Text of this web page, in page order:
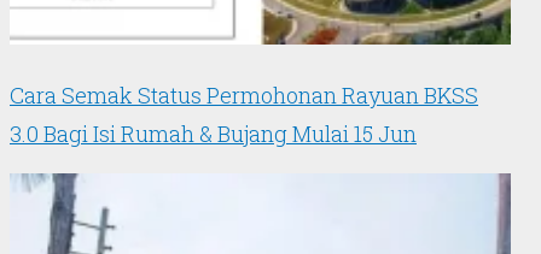
Cara Semak Status Permohonan Rayuan BKSS
3.0 Bagi Isi Rumah & Bujang Mulai 15 Jun